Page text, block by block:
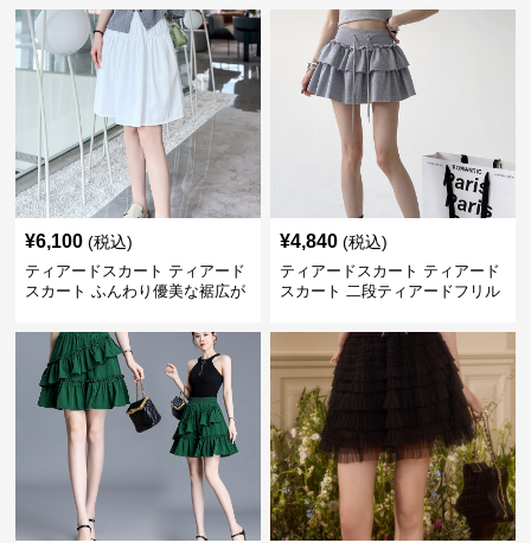
¥6,100 (税込)
ティアードスカート ティアード
スカート ふんわり優美な裾広が
¥4,840 (税込)
ティアードスカート ティアード
スカート 二段ティアードフリル